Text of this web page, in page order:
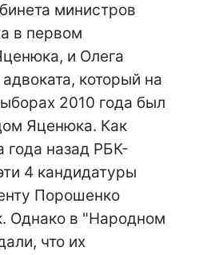
министров
в первом
и Олега
который на
2010 года был
Яценюка. Как
года назад РБК-
4 кандидатуры
Порошенко
Однако в "Народном
что их